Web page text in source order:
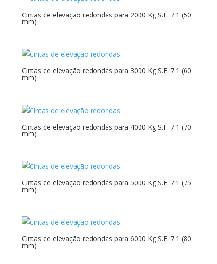
Cintas de elevação redondas para 2000 Kg S.F. 7:1 (50
mm)
Cintas de elevação redondas para 3000 Kg S.F. 7:1 (60
mm)
Cintas de elevação redondas para 4000 Kg S.F. 7:1 (70
mm)
Cintas de elevação redondas para 5000 Kg S.F. 7:1 (75
mm)
Cintas de elevação redondas para 6000 Kg S.F. 7:1 (80
mm)